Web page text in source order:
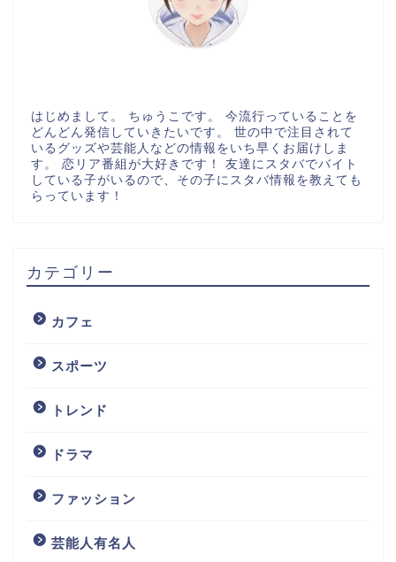
はじめまして。 ちゅうこです。 今流行っていることを
どんどん発信していきたいです。 世の中で注目されて
いるグッズや芸能人などの情報をいち早くお届けしま
す。 恋リア番組が大好きです！ 友達にスタバでバイト
している子がいるので、その子にスタバ情報を教えても
らっています！
カテゴリー
カフェ
スポーツ
トレンド
ドラマ
ファッション
芸能人有名人